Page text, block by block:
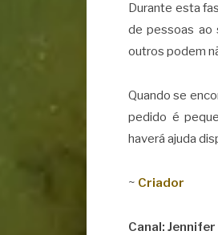
Durante esta
de pessoas ao
outros podem
Quando se
pedido é
haverá ajuda
~ Criador
Canal: